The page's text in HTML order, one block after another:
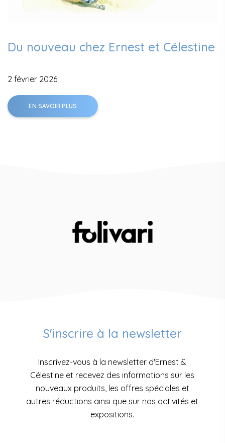
Du nouveau chez Ernest et Célestine
2 février 2026
EN SAVOIR PLUS
S'inscrire à la newsletter
Inscrivez-vous à la newsletter d'Ernest &
Célestine et recevez des informations sur les
nouveaux produits, les offres spéciales et
autres réductions ainsi que sur nos activités et
expositions.